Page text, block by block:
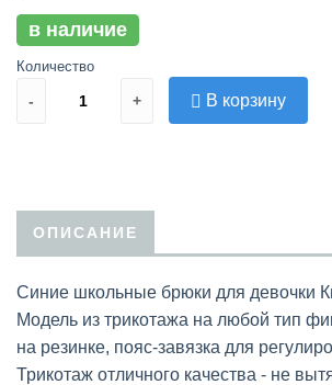
в наличие
Количество
- + В корзину
ОПИСАНИЕ
Синие школьные брюки для девочки
Модель из трикотажа на любой тип
на резинке, пояс-завязка для
Трикотаж отличного качества - не